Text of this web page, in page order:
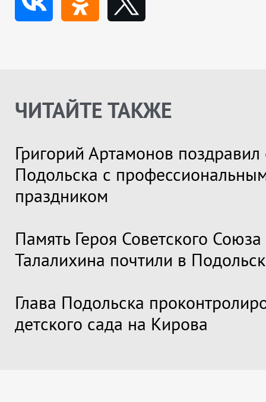
ЧИТАЙТЕ ТАКЖЕ
Григорий Артамонов поздравил
Подольска с
праздником
Память Героя Советского
Талалихина почтили в
Глава Подольска
детского сада на Кирова